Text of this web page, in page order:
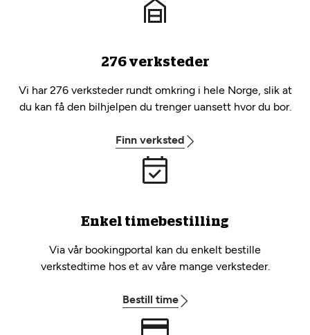
276 verksteder
Vi har 276 verksteder rundt omkring i hele Norge, slik at
du kan få den bilhjelpen du trenger uansett hvor du bor.
Finn verksted
Enkel timebestilling
Via vår bookingportal kan du enkelt bestille
verkstedtime hos et av våre mange verksteder.
Bestill time